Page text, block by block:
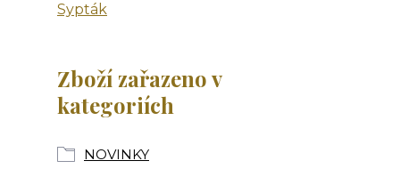
Sypták
Zboží zařazeno v
kategoriích
NOVINKY